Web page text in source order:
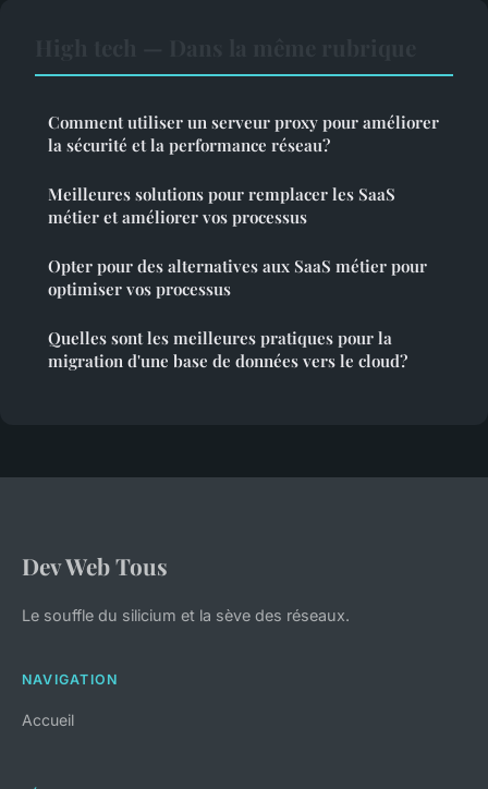
Comment utiliser un serveur proxy pour améliorer
la sécurité et la performance réseau?
Meilleures solutions pour remplacer les SaaS
métier et améliorer vos processus
Opter pour des alternatives aux SaaS métier pour
optimiser vos processus
Quelles sont les meilleures pratiques pour la
migration d'une base de données vers le cloud?
Dev Web Tous
Le souffle du silicium et la sève des réseaux.
NAVIGATION
Accueil